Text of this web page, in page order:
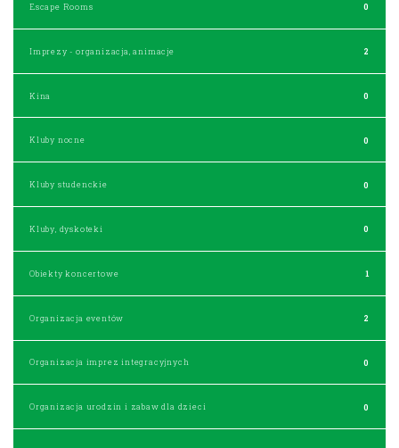
Escape Rooms 0
Imprezy - organizacja, animacje 2
Kina 0
Kluby nocne 0
Kluby studenckie 0
Kluby, dyskoteki 0
Obiekty koncertowe 1
Organizacja eventów 2
Organizacja imprez integracyjnych 0
Organizacja urodzin i zabaw dla dzieci 0